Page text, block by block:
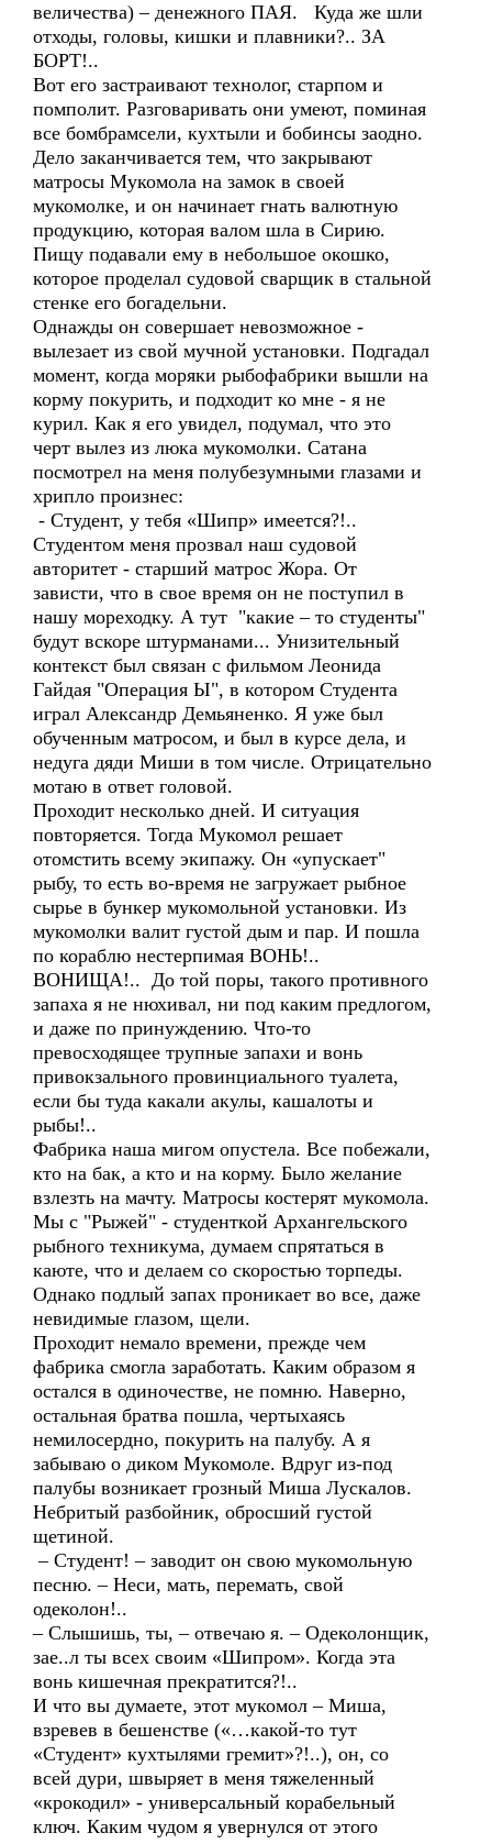
величества) – денежного ПАЯ. Куда же шли
отходы, головы, кишки и плавники?.. ЗА
БОРТ!..
Вот его застраивают технолог, старпом и
помполит. Разговаривать они умеют, поминая
все бомбрамсели, кухтыли и бобинсы заодно.
Дело заканчивается тем, что закрывают
матросы Мукомола на замок в своей
мукомолке, и он начинает гнать валютную
продукцию, которая валом шла в Сирию.
Пищу подавали ему в небольшое окошко,
которое проделал судовой сварщик в стальной
стенке его богадельни.
Однажды он совершает невозможное -
вылезает из свой мучной установки. Подгадал
момент, когда моряки рыбофабрики вышли на
корму покурить, и подходит ко мне - я не
курил. Как я его увидел, подумал, что это
черт вылез из люка мукомолки. Сатана
посмотрел на меня полубезумными глазами и
хрипло произнес:
- Студент, у тебя «Шипр» имеется?!..
Студентом меня прозвал наш судовой
авторитет - старший матрос Жора. От
зависти, что в свое время он не поступил в
нашу мореходку. А тут "какие – то студенты"
будут вскоре штурманами... Унизительный
контекст был связан с фильмом Леонида
Гайдая "Операция Ы", в котором Студента
играл Александр Демьяненко. Я уже был
обученным матросом, и был в курсе дела, и
недуга дяди Миши в том числе. Отрицательно
мотаю в ответ головой.
Проходит несколько дней. И ситуация
повторяется. Тогда Мукомол решает
отомстить всему экипажу. Он «упускает"
рыбу, то есть во-время не загружает рыбное
сырье в бункер мукомольной установки. Из
мукомолки валит густой дым и пар. И пошла
по кораблю нестерпимая ВОНЬ!..
ВОНИЩА!.. До той поры, такого противного
запаха я не нюхивал, ни под каким предлогом,
и даже по принуждению. Что-то
превосходящее трупные запахи и вонь
привокзального провинциального туалета,
если бы туда какали акулы, кашалоты и
рыбы!..
Фабрика наша мигом опустела. Все побежали,
кто на бак, а кто и на корму. Было желание
взлезть на мачту. Матросы костерят мукомола.
Мы с "Рыжей" - студенткой Архангельского
рыбного техникума, думаем спрятаться в
каюте, что и делаем со скоростью торпеды.
Однако подлый запах проникает во все, даже
невидимые глазом, щели.
Проходит немало времени, прежде чем
фабрика смогла заработать. Каким образом я
остался в одиночестве, не помню. Наверно,
остальная братва пошла, чертыхаясь
немилосердно, покурить на палубу. А я
забываю о диком Мукомоле. Вдруг из-под
палубы возникает грозный Миша Лускалов.
Небритый разбойник, обросший густой
щетиной.
– Студент! – заводит он свою мукомольную
песню. – Неси, мать, перемать, свой
одеколон!..
– Слышишь, ты, – отвечаю я. – Одеколонщик,
зае..л ты всех своим «Шипром». Когда эта
вонь кишечная прекратится?!..
И что вы думаете, этот мукомол – Миша,
взревев в бешенстве («…какой-то тут
«Студент» кухтылями гремит»?!..), он, со
всей дури, швыряет в меня тяжеленный
«крокодил» - универсальный корабельный
ключ. Каким чудом я увернулся от этого